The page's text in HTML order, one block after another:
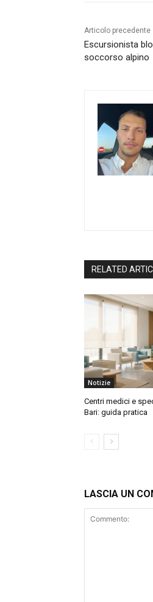
Articolo precedente
Escursionista
soccorso alpino
RELATED
Notizie
Centri medici e
Bari: guida pratica
LASCIA UN